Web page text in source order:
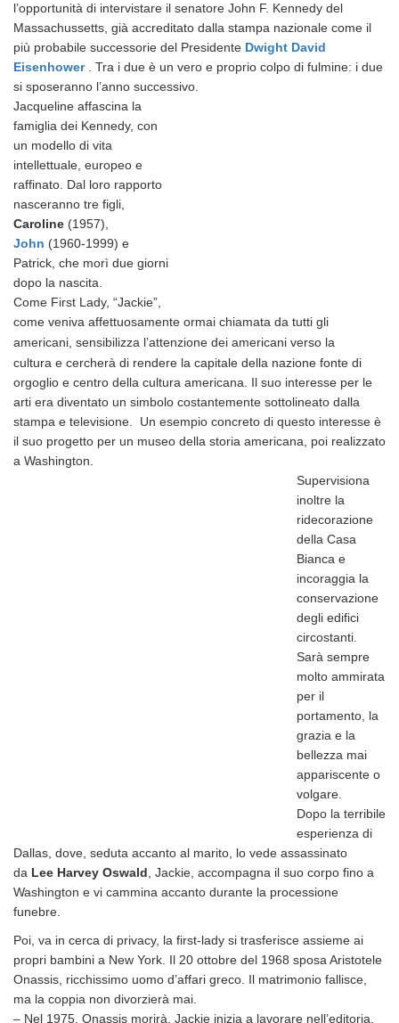
l’opportunità di intervistare il senatore John F. Kennedy del
Massachussetts, già accreditato dalla stampa nazionale come il
più probabile successorie del Presidente Dwight David
Eisenhower. Tra i due è un vero e proprio colpo di fulmine: i due
si sposeranno l’anno successivo.
Jacqueline affascina la
famiglia dei Kennedy, con
un modello di vita
intellettuale, europeo e
raffinato. Dal loro rapporto
nasceranno tre figli,
Caroline (1957),
John (1960-1999) e
Patrick, che morì due giorni
dopo la nascita.
Come First Lady, “Jackie”,
come veniva affettuosamente ormai chiamata da tutti gli
americani, sensibilizza l’attenzione dei americani verso la
cultura e cercherà di rendere la capitale della nazione fonte di
orgoglio e centro della cultura americana. Il suo interesse per le
arti era diventato un simbolo costantemente sottolineato dalla
stampa e televisione. Un esempio concreto di questo interesse è
il suo progetto per un museo della storia americana, poi realizzato
a Washington.
Supervisiona
inoltre la
ridecorazione
della Casa
Bianca e
incoraggia la
conservazione
degli edifici
circostanti.
Sarà sempre
molto ammirata
per il
portamento, la
grazia e la
bellezza mai
appariscente o
volgare.
Dopo la terribile
esperienza di
Dallas, dove, seduta accanto al marito, lo vede assassinato
da Lee Harvey Oswald, Jackie, accompagna il suo corpo fino a
Washington e vi cammina accanto durante la processione
funebre.
Poi, va in cerca di privacy, la first-lady si trasferisce assieme ai
propri bambini a New York. Il 20 ottobre del 1968 sposa Aristotele
Onassis, ricchissimo uomo d’affari greco. Il matrimonio fallisce,
ma la coppia non divorzierà mai.
– Nel 1975, Onassis morirà. Jackie inizia a lavorare nell’editoria,